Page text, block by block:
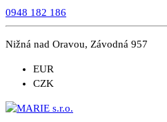
0948 182 186
Nižná nad Oravou, Závodná 957
EUR
CZK